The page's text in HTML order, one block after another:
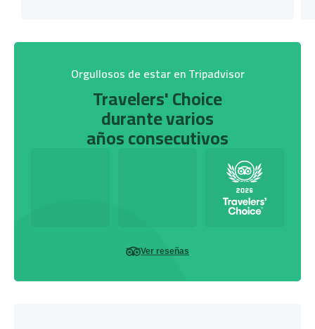
Orgullosos de estar en Tripadvisor
Travelers' Choice
durante varios
años consecutivos
Ver reseñas